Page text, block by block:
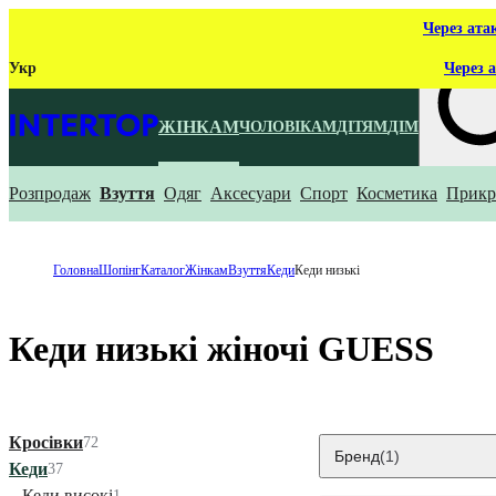
Через
Укр Через
ЖІНКАМЧОЛОВІКАМДІТЯМДІМ
Що ти
Розпродаж Взуття Одяг Аксесуари Спорт Косметика
ГоловнаШопінгКаталогЖінкамВзуттяКедиКеди низькі
Кеди низькі жіночі GUESS
Кросівки72
Кеди37
Бренд(1)